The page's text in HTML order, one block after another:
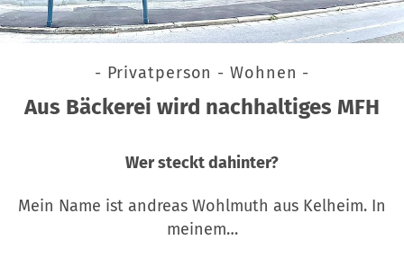
- Privatperson - Wohnen -
Aus Bäckerei wird nachhaltiges MFH
Wer steckt dahinter?
Mein Name ist andreas Wohlmuth aus Kelheim. In
meinem…